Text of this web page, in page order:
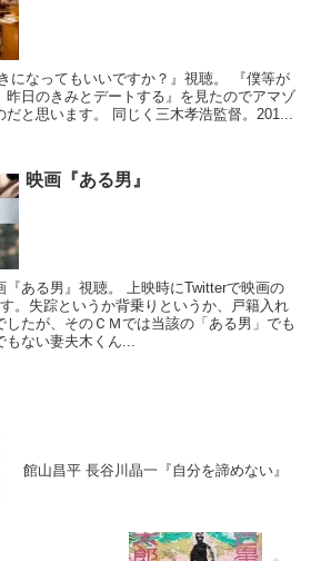
になってもいいですか？』視聴。 『僕等が
昨日のきみとデートする』を見たのでアマゾ
と思います。 同じく三木孝浩監督。201...
映画『ある男』
『ある男』視聴。 上映時にTwitterで映画の
。失踪というか背乗りというか、戸籍入れ
たが、そのＣＭでは当該の「ある男」でも
もない妻夫木くん...
館山昌平 長谷川晶一『自分を諦めない』